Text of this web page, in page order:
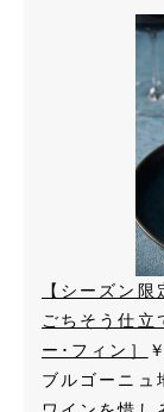
【シーズン
ごちそう仕立
ー･フィン］
ブルゴーニュ